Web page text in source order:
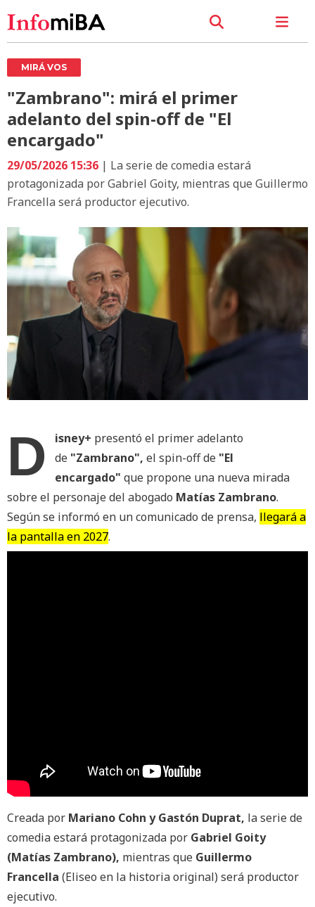
MIRÁ VOS
"Zambrano": mirá el primer
adelanto del spin-off de "El
encargado"
29/05/2026 15:36 | La serie de comedia estará
protagonizada por Gabriel Goity, mientras que Guillermo
Francella será productor ejecutivo.
D isney+ presentó el primer adelanto
de "Zambrano", el spin-off de "El
encargado" que propone una nueva mirada
sobre el personaje del abogado Matías Zambrano.
Según se informó en un comunicado de prensa, llegará a
la pantalla en 2027.
Creada por Mariano Cohn y Gastón Duprat, la serie de
comedia estará protagonizada por Gabriel Goity
(Matías Zambrano), mientras que Guillermo
Francella (Eliseo en la historia original) será productor
ejecutivo.